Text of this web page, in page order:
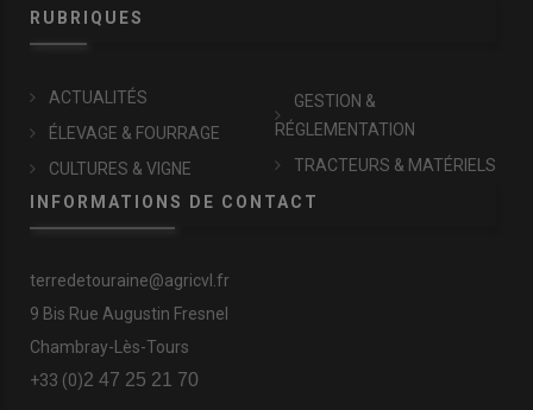
RUBRIQUES
ACTUALITÉS
ÉLEVAGE & FOURRAGE
CULTURES & VIGNE
GESTION &
RÉGLEMENTATION
TRACTEURS & MATÉRIELS
INFORMATIONS DE CONTACT
terredetouraine@agricvl.fr
9 Bis Rue Augustin Fresnel
Chambray-Lès-Tours
+33 (0)2 47 25 21 70